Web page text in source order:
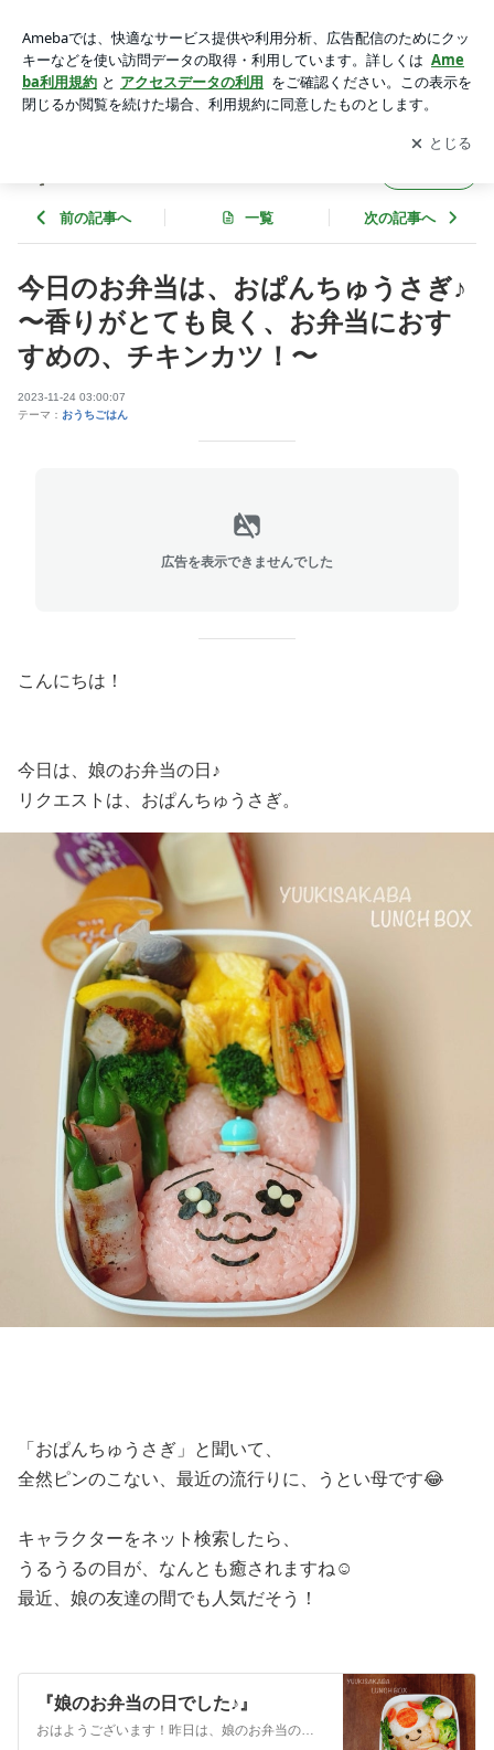
弁当におすすめの、チキンカツ！〜 | ゆうき酒場
アプリをダウンロードして ブログの更新通知
を受け取りまし
ょう。
開く
前の記事へ 一覧 次の記事へ
今日のお弁当は、おぱんちゅうさぎ♪
〜香りがとても良く、お弁当におす
すめの、チキンカツ！〜
2023-11-24 03:00:07
テーマ： おうちごはん
広告を表示できませんでした
こんにちは！
今日は、娘のお弁当の日♪
リクエストは、おぱんちゅうさぎ。
「おぱんちゅうさぎ」と聞いて、
全然ピンのこない、最近の流行りに、うとい母です😂
キャラクターをネット検索したら、
うるうるの目が、なんとも癒されますね☺️
最近、娘の友達の間でも人気だそう！
『娘のお弁当の日でした♪』
おはようございます！昨日は、娘のお弁当の日でした！一応確認しましたが……まだキャラ弁が良いとのことで😂今回は、スーパーマリオのキノピオとスーパーキノコのキャラ…